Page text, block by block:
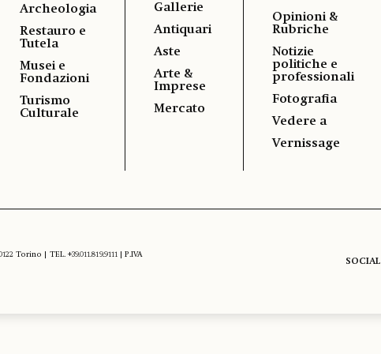
Archeologia
Restauro e
Tutela
Musei e
Fondazioni
Turismo
Culturale
Gallerie
Antiquari
Aste
Arte &
Imprese
Mercato
Opinioni &
Rubriche
Notizie
politiche e
professionali
Fotografia
Vedere a
Vernissage
Torino | TEL. +39.011.819.9111 | P.IVA
SOCIAL